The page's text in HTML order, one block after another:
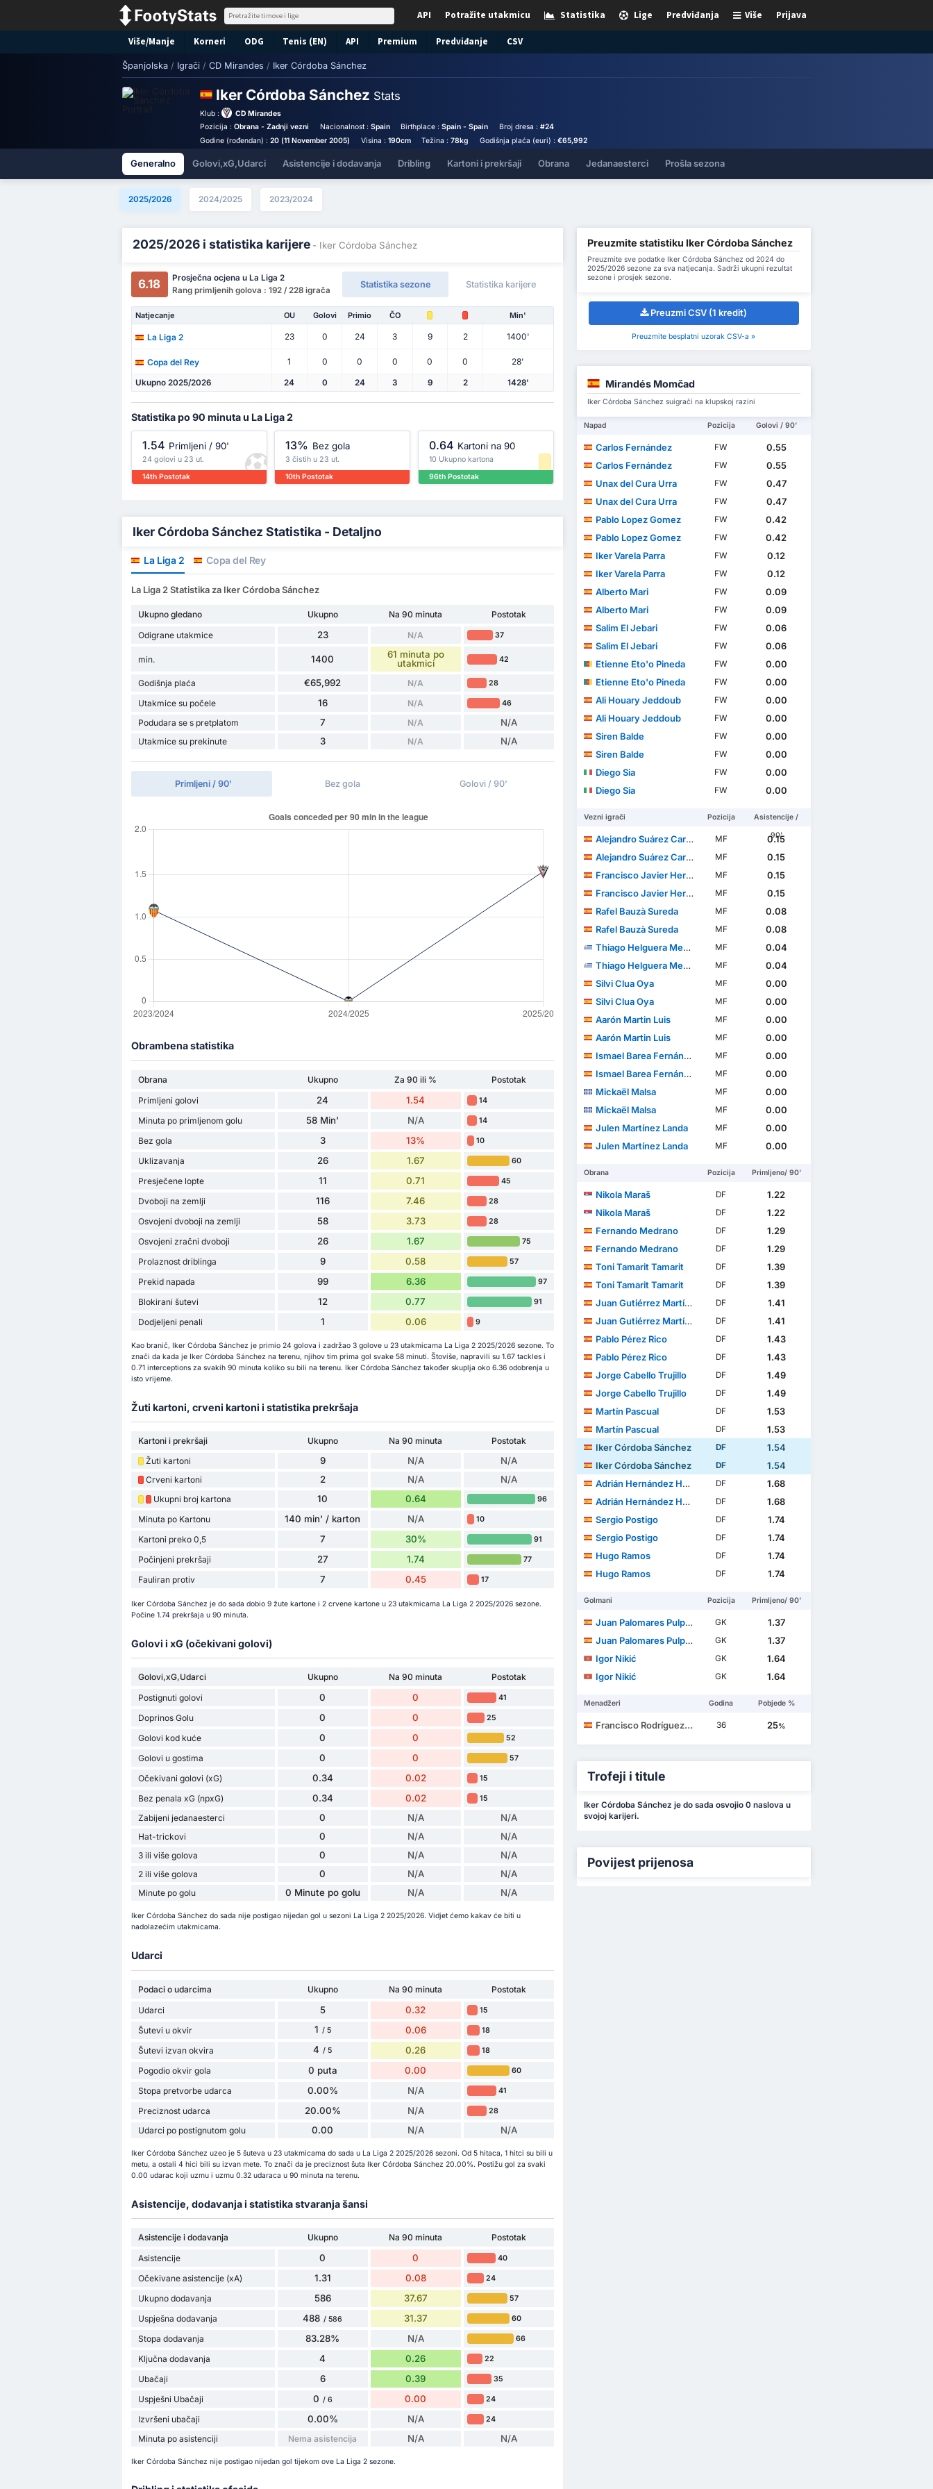
Prijava
Više
Predviđanja
Lige
Statistika
Potražite utakmicu
API
Više/Manje Korneri ODG Tenis (EN) API Premium Predviđanje CSV
Španjolska / Igrači / CD Mirandes / Iker Córdoba Sánchez
Iker Córdoba Sánchez Stats
Klub :
CD Mirandes
Pozicija :Obrana - Zadnji vezni Nacionalnost : Spain Birthplace :Spain - Spain Broj dresa : #24
Godine (rođendan) :20 (11 November 2005) Visina : 190cm Težina :78kg Godišnja plaća (euri) : €65,992
Generalno Golovi,xG,Udarci Asistencije i dodavanja Dribling Kartoni i prekršaji Obrana Jedanaesterci Prošla sezona
2025/2026 2024/2025 2023/2024
2025/2026 i statistika karijere - Iker Córdoba Sánchez
6.18
Prosječna ocjena u La Liga 2
Rang primljenih golova : 192 / 228 igrača
Statistika sezone Statistika karijere
Natjecanje OU Golovi Primio ČO Min'
La Liga 2 23 0 24 3 9 2 1400'
Copa del Rey 1 0 0 0 0 0 28'
Ukupno 2025/2026 24 0 24 3 9 2 1428'
Statistika po 90 minuta u La Liga 2
1.54 Primljeni / 90'
24 golovi u 23 ut.
14th Postotak
13% Bez gola
3 čistih u 23 ut.
10th Postotak
0.64 Kartoni na 90
10 Ukupno kartona
96th Postotak
Iker Córdoba Sánchez Statistika - Detaljno
La Liga 2 Copa del Rey
La Liga 2 Statistika za Iker Córdoba Sánchez
Ukupno gledano Ukupno Na 90 minuta
Postotak
Odigrane utakmice
23 N/A 37
min. 1400
61 minuta po
utakmici
42
Godišnja plaća €65,992 N/A 28
Utakmice su počele 16 N/A 46
Podudara se s pretplatom 7 N/A N/A
Utakmice su prekinute 3 N/A N/A
Primljeni / 90' Bez gola Golovi / 90'
Obrambena statistika
Obrana Ukupno Za 90 ili %
Postotak
Primljeni golovi
24 1.54 14
Minuta po primljenom golu 58 Min' N/A 14
Bez gola 3 13% 10
Uklizavanja 26 1.67 60
Presječene lopte 11 0.71 45
Dvoboji na zemlji 116 7.46 28
Osvojeni dvoboji na zemlji 58 3.73 28
Osvojeni zračni dvoboji 26 1.67 75
Prolaznost driblinga 9 0.58 57
Prekid napada 99 6.36 97
Blokirani šutevi 12 0.77 91
Dodjeljeni penali 1 0.06 9
Kao branič, Iker Córdoba Sánchez je primio 24 golova i zadržao 3 golove u 23 utakmicama La Liga 2 2025/2026 sezone. To
znači da kada je Iker Córdoba Sánchez na terenu, njihov tim prima gol svake 58 minuti. Štoviše, napravili su 1.67 tackles i
0.71 interceptions za svakih 90 minuta koliko su bili na terenu. Iker Córdoba Sánchez također skuplja oko 6.36 odobrenja u
isto vrijeme.
Žuti kartoni, crveni kartoni i statistika prekršaja
Kartoni i prekršaji Ukupno Na 90 minuta
Postotak
Žuti kartoni
9 N/A N/A
Crveni kartoni 2 N/A N/A
Ukupni broj kartona 10 0.64 96
Minuta po Kartonu 140 min' / karton N/A 10
Kartoni preko 0,5 7 30% 91
Počinjeni prekršaji 27 1.74 77
Fauliran protiv 7 0.45 17
Iker Córdoba Sánchez je do sada dobio 9 žute kartone i 2 crvene kartone u 23 utakmicama La Liga 2 2025/2026 sezone.
Počine 1.74 prekršaja u 90 minuta.
Golovi i xG (očekivani golovi)
Golovi,xG,Udarci Ukupno Na 90 minuta
Postotak
Postignuti golovi
0 0 41
Doprinos Golu 0 0 25
Golovi kod kuće 0 0 52
Golovi u gostima 0 0 57
Očekivani golovi (xG) 0.34 0.02 15
Bez penala xG (npxG) 0.34 0.02 15
Zabijeni jedanaesterci 0 N/A N/A
Hat-trickovi 0 N/A N/A
3 ili više golova 0 N/A N/A
2 ili više golova 0 N/A N/A
Minute po golu 0 Minute po golu N/A N/A
Iker Córdoba Sánchez do sada nije postigao nijedan gol u sezoni La Liga 2 2025/2026. Vidjet ćemo kakav će biti u
nadolazećim utakmicama.
Udarci
Podaci o udarcima Ukupno Na 90 minuta
Postotak
Udarci
5 0.32 15
Šutevi u okvir 1 / 5 0.06 18
Šutevi izvan okvira 4 / 5 0.26 18
Pogodio okvir gola 0 puta 0.00 60
Stopa pretvorbe udarca 0.00% N/A 41
Preciznost udarca 20.00% N/A 28
Udarci po postignutom golu 0.00 N/A N/A
Iker Córdoba Sánchez uzeo je 5 šuteva u 23 utakmicama do sada u La Liga 2 2025/2026 sezoni. Od 5 hitaca, 1 hitci su bili u
metu, a ostali 4 hici bili su izvan mete. To znači da je preciznost šuta Iker Córdoba Sánchez 20.00%. Postižu gol za svaki
0.00 udarac koji uzmu i uzmu 0.32 udaraca u 90 minuta na terenu.
Asistencije, dodavanja i statistika stvaranja šansi
Asistencije i dodavanja Ukupno Na 90 minuta
Postotak
Asistencije
0 0 40
Očekivane asistencije (xA) 1.31 0.08 24
Ukupno dodavanja 586 37.67 57
Uspješna dodavanja 488 / 586 31.37 60
Stopa dodavanja 83.28% N/A 66
Ključna dodavanja 4 0.26 22
Ubačaji 6 0.39 35
Uspješni Ubačaji 0 / 6 0.00 24
Izvršeni ubačaji 0.00% N/A 24
Minuta po asistenciji Nema asistencija N/A N/A
Iker Córdoba Sánchez nije postigao nijedan gol tijekom ove La Liga 2 sezone.
Preuzmite statistiku Iker Córdoba Sánchez
Preuzmite sve podatke Iker Córdoba Sánchez od 2024 do
2025/2026 sezone za sva natjecanja. Sadrži ukupni rezultat
sezone i prosjek sezone.
Preuzmi CSV (1 kredit)
Preuzmite besplatni uzorak CSV-a »
Mirandés Momčad
Iker Córdoba Sánchez suigrači na klupskoj razini
Napad Pozicija Golovi / 90'
Carlos Fernández FW
0.55
Carlos Fernández
FW
0.55
Unax del Cura Urra
FW
0.47
Unax del Cura Urra
FW
0.47
Pablo Lopez Gomez
FW
0.42
Pablo Lopez Gomez
FW
0.42
Iker Varela Parra
FW
0.12
Iker Varela Parra
FW
0.12
Alberto Mari
FW
0.09
Alberto Mari
FW
0.09
Salim El Jebari
FW
0.06
Salim El Jebari
FW
0.06
Etienne Eto'o Pineda
FW
0.00
Etienne Eto'o Pineda
FW
0.00
Ali Houary Jeddoub
FW
0.00
Ali Houary Jeddoub
FW
0.00
Siren Balde
FW
0.00
Siren Balde
FW
0.00
Diego Sia
FW
0.00
Diego Sia
FW 0.00
Vezni igrači Pozicija
Asistencije /
90'
Alejandro Suárez Cardero MF
0.15
Alejandro Suárez Cardero
MF
0.15
Francisco Javier Hernandez Coarasa
MF
0.15
Francisco Javier Hernandez Coarasa
MF
0.15
Rafel Bauzà Sureda
MF
0.08
Rafel Bauzà Sureda
MF
0.08
Thiago Helguera Merello Volante
MF
0.04
Thiago Helguera Merello Volante
MF
0.04
Silvi Clua Oya
MF
0.00
Silvi Clua Oya
MF
0.00
Aarón Martin Luis
MF
0.00
Aarón Martin Luis
MF
0.00
Ismael Barea Fernández
MF
0.00
Ismael Barea Fernández
MF
0.00
Mickaël Malsa
MF
0.00
Mickaël Malsa
MF
0.00
Julen Martínez Landa
MF
0.00
Julen Martínez Landa
MF 0.00
Obrana Pozicija Primljeno/ 90'
Nikola Maraš DF
1.22
Nikola Maraš
DF
1.22
Fernando Medrano
DF
1.29
Fernando Medrano
DF
1.29
Toni Tamarit Tamarit
DF
1.39
Toni Tamarit Tamarit
DF
1.39
Juan Gutiérrez Martínez
DF
1.41
Juan Gutiérrez Martínez
DF
1.41
Pablo Pérez Rico
DF
1.43
Pablo Pérez Rico
DF
1.43
Jorge Cabello Trujillo
DF
1.49
Jorge Cabello Trujillo
DF
1.49
Martín Pascual
DF
1.53
Martín Pascual
DF
1.53
Iker Córdoba Sánchez
DF
1.54
Iker Córdoba Sánchez
DF
1.54
Adrián Hernández Hernández
DF
1.68
Adrián Hernández Hernández
DF
1.68
Sergio Postigo
DF
1.74
Sergio Postigo
DF
1.74
Hugo Ramos
DF
1.74
Hugo Ramos
DF 1.74
Golmani Pozicija Primljeno/ 90'
Juan Palomares Pulpillo GK
1.37
Juan Palomares Pulpillo
GK
1.37
Igor Nikić
GK
1.64
Igor Nikić
GK 1.64
Menadžeri Godina Pobjede %
Francisco Rodríguez Justo 36 25%
Trofeji i titule
Iker Córdoba Sánchez je do sada osvojio 0 naslova u
svojoj karijeri.
Povijest prijenosa